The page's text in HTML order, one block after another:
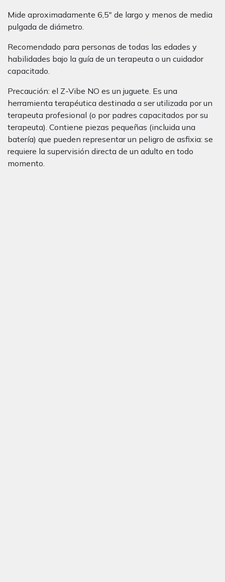
Mide aproximadamente 6,5″ de largo y menos de media
pulgada de diámetro.
Recomendado para personas de todas las edades y
habilidades bajo la guía de un terapeuta o un cuidador
capacitado.
Precaución: el Z-Vibe NO es un juguete. Es una
herramienta terapéutica destinada a ser utilizada por un
terapeuta profesional (o por padres capacitados por su
terapeuta). Contiene piezas pequeñas (incluida una
batería) que pueden representar un peligro de asfixia: se
requiere la supervisión directa de un adulto en todo
momento.